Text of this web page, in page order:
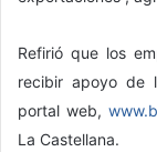
Refirió que los
recibir apoyo de
portal web,
La Castellana.